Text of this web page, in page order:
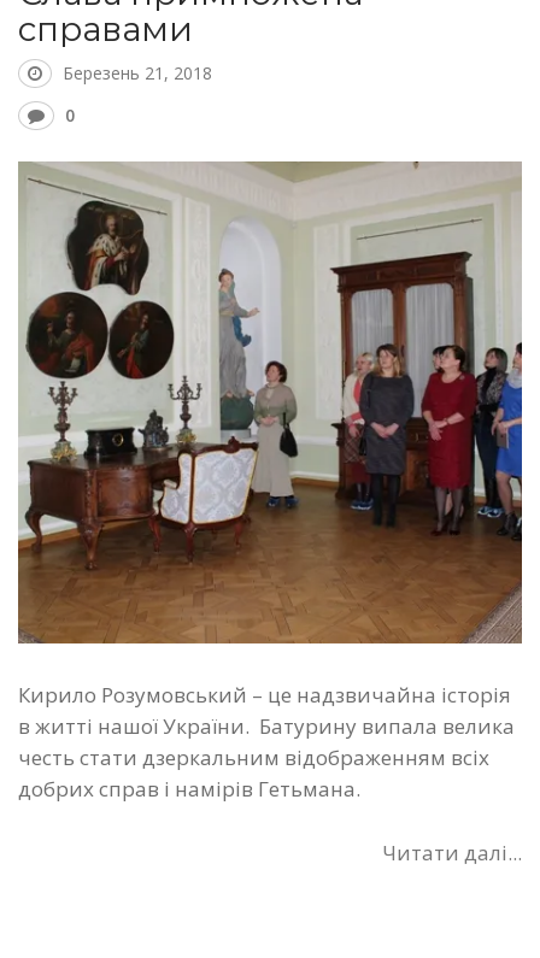
справами
Березень 21, 2018
0
Кирило Розумовський – це надзвичайна історія
в житті нашої України. Батурину випала велика
честь стати дзеркальним відображенням всіх
добрих справ і намірів Гетьмана.
Читати далі...